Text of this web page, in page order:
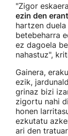
"Zigor
ezin den
hartzen
betebeharra
ez dagoela
nahastuz",
Gainera,
ezik,
grinaz bizi
zigortu nahi
honen
ezkutatu
ari den